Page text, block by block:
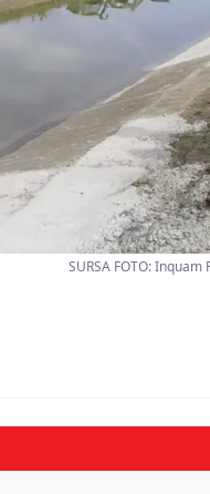
SURSA FOTO: